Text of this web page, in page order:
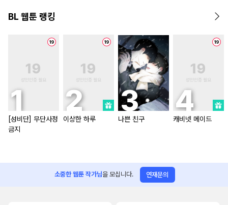
BL 웹툰 랭킹
[성비단] 무단사정
금지
이상한 하루 나쁜 친구 캐비넷 메이드
소중한 웹툰 작가님을 모십니다. 연재문의